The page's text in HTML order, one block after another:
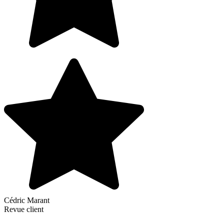
Cédric Marant
Revue client